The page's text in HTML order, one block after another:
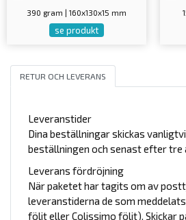
390 gram | 160x130x15 mm
se produkt
RETUR OCH LEVERANS
Leveranstider
Dina beställningar skickas
beställningen och senast efter tre
Leverans fördröjning
När paketet har tagits om av
leveranstiderna de som
följt eller Colissimo följt). Skickar